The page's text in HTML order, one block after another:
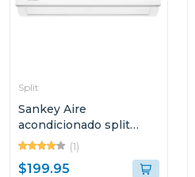
Split
Sankey Aire
acondicionado split
11700btu no inverter
(1)
$199.95